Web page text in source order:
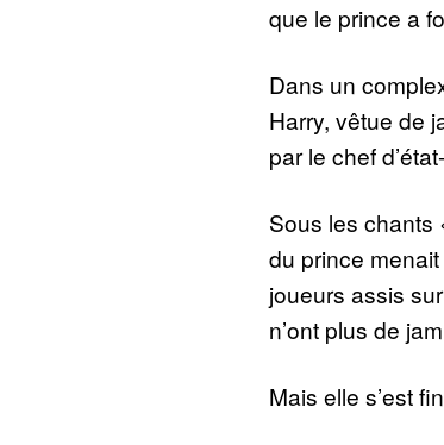
que le prince a
Dans un
Harry, vêtue de
par le chef
Sous les chants
du prince
joueurs assis
n’ont plus de
Mais elle s’est